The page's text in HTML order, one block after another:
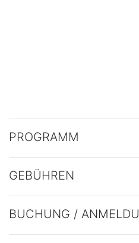
PROGRAMM
GEBÜHREN
BUCHUNG /